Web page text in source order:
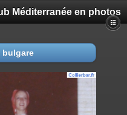
Méditerranée en photos
bulgare